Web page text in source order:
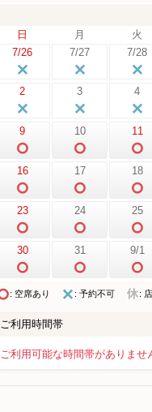
日 月 火
7/26
7/27 7/28
2 3 4
9 10 11
16 17 18
23 24 25
30 31 9/1
: 空席あり : 予約不可 :
ご利用時間帯
ご利用可能な時間帯がありませ